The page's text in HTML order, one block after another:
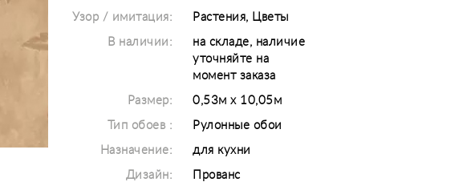
Узор / имитация: Растения, Цветы
В наличии:
на складе, наличие
уточняйте на
момент заказа
Размер: 0,53м х 10,05м
Тип обоев : Рулонные обои
Назначение: для кухни
Дизайн: Прованс